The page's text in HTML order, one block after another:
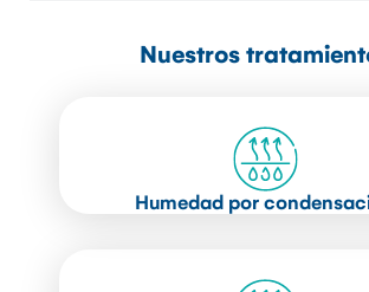
Nuestros
Humedad por